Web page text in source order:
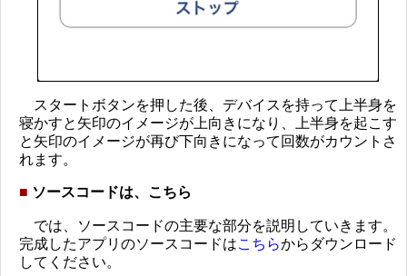
スタートボタンを押した後、デバイスを持って上半身を
寝かすと矢印のイメージが上向きになり、上半身を起こす
と矢印のイメージが再び下向きになって回数がカウントさ
れます。
■ ソースコードは、こちら
では、ソースコードの主要な部分を説明していきます。
完成したアプリのソースコードはこちらからダウンロード
してください。